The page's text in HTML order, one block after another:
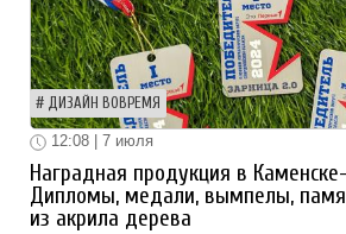
ДИЗАЙН ВОВРЕМЯ
12:08 | 7 июля
Наградная продукция в
Дипломы, медали, вымпелы,
из акрила дерева